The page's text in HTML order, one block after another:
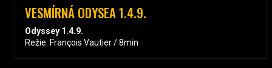
VESMÍRNÁ ODYSEA 1.4.9.
Odyssey 1.4.9.
Režie: François Vautier / 8min